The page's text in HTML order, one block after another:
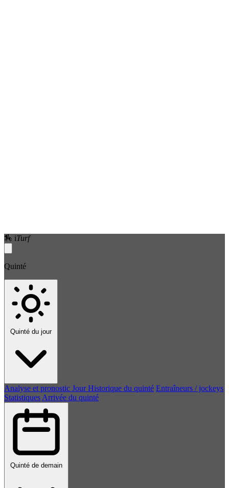
🏇 iTurf
Quinté
Quinté du jour
Analyse et pronostic Jour Historique du quinté Entraîneurs / jockeys
Statistiques Arrivée du quinté
Quinté de demain